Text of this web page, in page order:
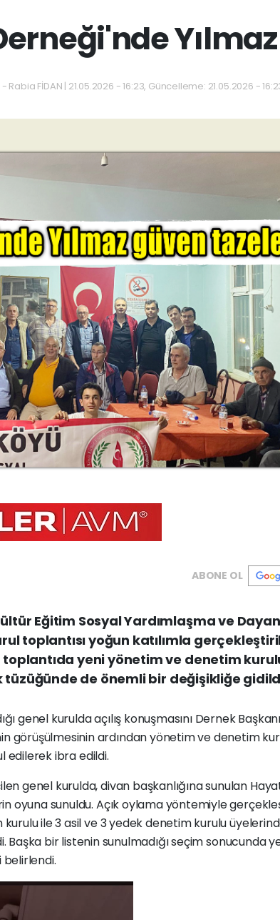
- Rabia FİDAN | 21.05.2026 - 16:23, Güncelleme: 21.05.2026 -
ABONE OL
Eğitim Sosyal Yardımlaşma ve
toplantısı yoğun katılımla
yeni yönetim ve denetim
de önemli bir değişikliğe
genel kurulda açılış konuşmasını Dernek
görüşülmesinin ardından yönetim ve denetim
edilerek ibra edildi.
genel kurulda, divan başkanlığına sunulan
oyuna sunuldu. Açık oylama yöntemiyle
ile 3 asil ve 3 yedek denetim kurulu
bir listenin sunulmadığı seçim sonucunda